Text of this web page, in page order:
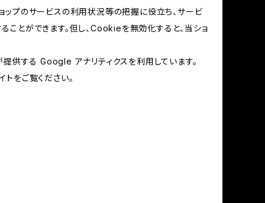
ップのサービスの利用状況等の把握に役立ち、サービ
とができます。但し、Cookieを無効化すると、当ショ
供する Google アナリティクスを利用しています。
をご覧ください。